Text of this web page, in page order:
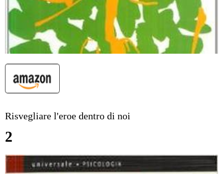
Risvegliare l'eroe dentro di noi
2